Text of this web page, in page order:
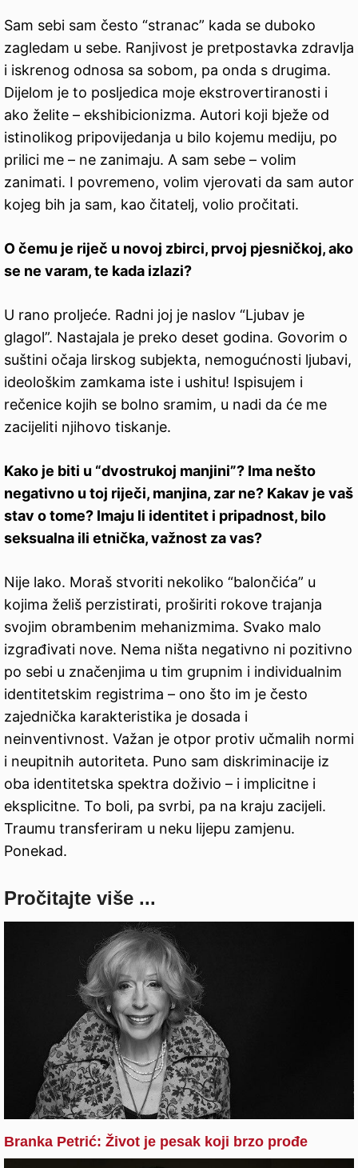
Sam sebi sam često “stranac” kada se duboko
zagledam u sebe. Ranjivost je pretpostavka zdravlja
i iskrenog odnosa sa sobom, pa onda s drugima.
Dijelom je to posljedica moje ekstrovertiranosti i
ako želite – ekshibicionizma. Autori koji bježe od
istinolikog pripovijedanja u bilo kojemu mediju, po
prilici me – ne zanimaju. A sam sebe – volim
zanimati. I povremeno, volim vjerovati da sam autor
kojeg bih ja sam, kao čitatelj, volio pročitati.
O čemu je riječ u novoj zbirci, prvoj pjesničkoj, ako
se ne varam, te kada izlazi?
U rano proljeće. Radni joj je naslov “Ljubav je
glagol”. Nastajala je preko deset godina. Govorim o
suštini očaja lirskog subjekta, nemogućnosti ljubavi,
ideološkim zamkama iste i ushitu! Ispisujem i
rečenice kojih se bolno sramim, u nadi da će me
zacijeliti njihovo tiskanje.
Kako je biti u “dvostrukoj manjini”? Ima nešto
negativno u toj riječi, manjina, zar ne? Kakav je vaš
stav o tome? Imaju li identitet i pripadnost, bilo
seksualna ili etnička, važnost za vas?
Nije lako. Moraš stvoriti nekoliko “balončića” u
kojima želiš perzistirati, proširiti rokove trajanja
svojim obrambenim mehanizmima. Svako malo
izgrađivati nove. Nema ništa negativno ni pozitivno
po sebi u značenjima u tim grupnim i individualnim
identitetskim registrima – ono što im je često
zajednička karakteristika je dosada i
neinventivnost. Važan je otpor protiv učmalih normi
i neupitnih autoriteta. Puno sam diskriminacije iz
oba identitetska spektra doživio – i implicitne i
eksplicitne. To boli, pa svrbi, pa na kraju zacijeli.
Traumu transferiram u neku lijepu zamjenu.
Ponekad.
Pročitajte više ...
Branka Petrić: Život je pesak koji brzo prođe